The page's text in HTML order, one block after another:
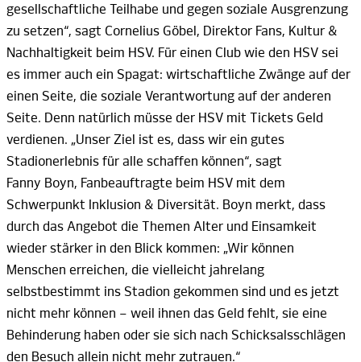
gesellschaftliche Teilhabe und gegen soziale Ausgrenzung
zu setzen“, sagt Cornelius Göbel, Direktor Fans, Kultur &
Nachhaltigkeit beim HSV. Für einen Club wie den HSV sei
es immer auch ein Spagat: wirtschaftliche Zwänge auf der
einen Seite, die soziale Verantwortung auf der anderen
Seite. Denn natürlich müsse der HSV mit Tickets Geld
verdienen. „Unser Ziel ist es, dass wir ein gutes
Stadionerlebnis für alle schaffen können“, sagt
Fanny Boyn, Fanbeauftragte beim HSV mit dem
Schwerpunkt Inklusion & Diversität. Boyn merkt, dass
durch das Angebot die Themen Alter und Einsamkeit
wieder stärker in den Blick kommen: „Wir können
Menschen erreichen, die vielleicht jahrelang
selbstbestimmt ins Stadion gekommen sind und es jetzt
nicht mehr können – weil ihnen das Geld fehlt, sie eine
Behinderung haben oder sie sich nach Schicksalsschlägen
den Besuch allein nicht mehr zutrauen.“